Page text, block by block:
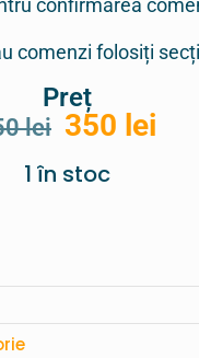
confirmarea
comenzi folosiți
Preț
lei 350 lei
1 în stoc